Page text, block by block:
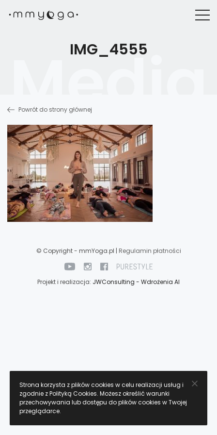
IMG_4555
Powrót do strony głównej
© Copyright - mmYoga.pl | Regulamin płatności
Projekt i realizacja: JWConsulting - Wdrożenia AI
Strona korzysta z plików cookies w celu realizacji usług i
zgodnie z Polityką Cookies. Możesz określić warunki
przechowywania lub dostępu do plików cookies w Twojej
przeglądarce.